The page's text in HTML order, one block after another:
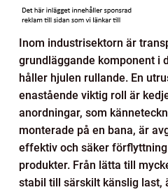
Inom industrisektorn är
grundläggande komponent i
håller hjulen rullande. En
enastående viktig roll är
anordningar, som
monterade på en bana, är
effektiv och säker
produkter. Från lätta till
stabil till särskilt känslig last,